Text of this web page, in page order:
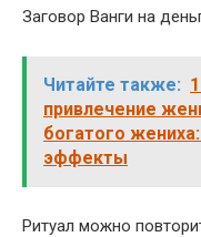
Заговор Ванги на
Читайте также:
привлечение
богатого
эффекты
Ритуал можно